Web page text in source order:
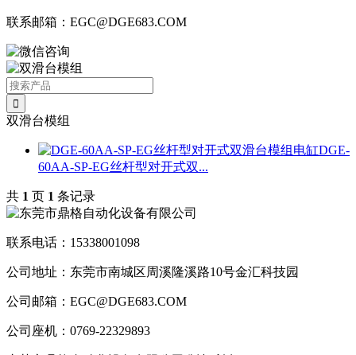
联系邮箱：EGC@DGE683.COM
双滑台模组
DGE-
60AA-SP-EG丝杆型对开式双...
共 1 页 1 条记录
联系电话：15338001098
公司地址：东莞市南城区周溪隆溪路10号金汇科技园
公司邮箱：EGC@DGE683.COM
公司座机：0769-22329893